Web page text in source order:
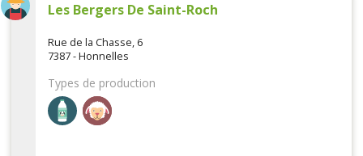
Les Bergers De Saint-Roch
Rue de la Chasse, 6
7387 - Honnelles
Types de production